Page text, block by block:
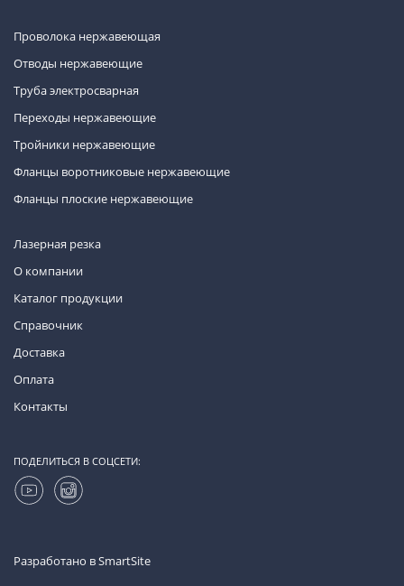
Проволока нержавеющая
Отводы нержавеющие
Труба электросварная
Переходы нержавеющие
Тройники нержавеющие
Фланцы воротниковые нержавеющие
Фланцы плоские нержавеющие
Лазерная резка
О компании
Каталог продукции
Справочник
Доставка
Оплата
Контакты
ПОДЕЛИТЬСЯ В СОЦСЕТИ:
Разработано вSmartSite